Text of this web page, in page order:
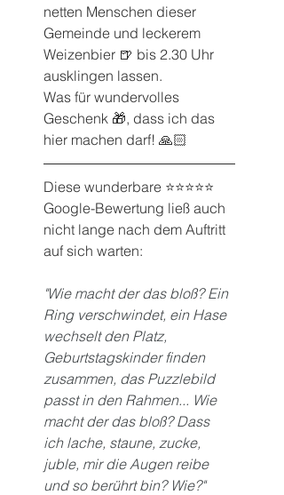
netten Menschen dieser
Gemeinde und leckerem
Weizenbier 🍺 bis 2.30 Uhr
ausklingen lassen.
Was für wundervolles
Geschenk 🎁, dass ich das
hier machen darf! 🙏🏻
Diese wunderbare ⭐️⭐️⭐️⭐️⭐️
Google-Bewertung ließ auch
nicht lange nach dem Auftritt
auf sich warten:
"Wie macht der das bloß? Ein
Ring verschwindet, ein Hase
wechselt den Platz,
Geburtstagskinder finden
zusammen, das Puzzlebild
passt in den Rahmen... Wie
macht der das bloß? Dass
ich lache, staune, zucke,
juble, mir die Augen reibe
und so berührt bin? Wie?"